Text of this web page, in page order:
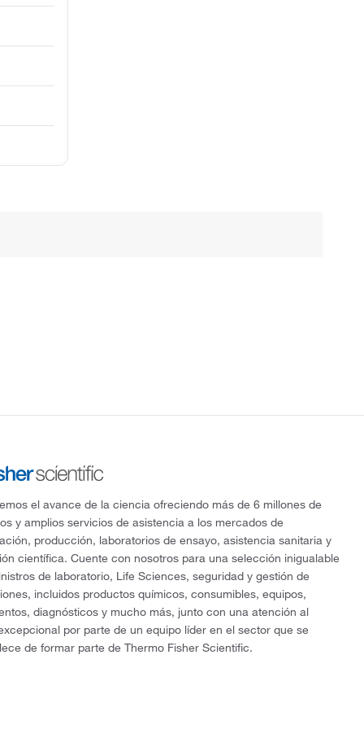
el avance de la ciencia ofreciendo más de 6 millones de
y amplios servicios de asistencia a los mercados de
producción, laboratorios de ensayo, asistencia sanitaria y
científica. Cuente con nosotros para una selección inigualable
de laboratorio, Life Sciences, seguridad y gestión de
incluidos productos químicos, consumibles, equipos,
diagnósticos y mucho más, junto con una atención al
por parte de un equipo líder en el sector que se
de formar parte de Thermo Fisher Scientific.